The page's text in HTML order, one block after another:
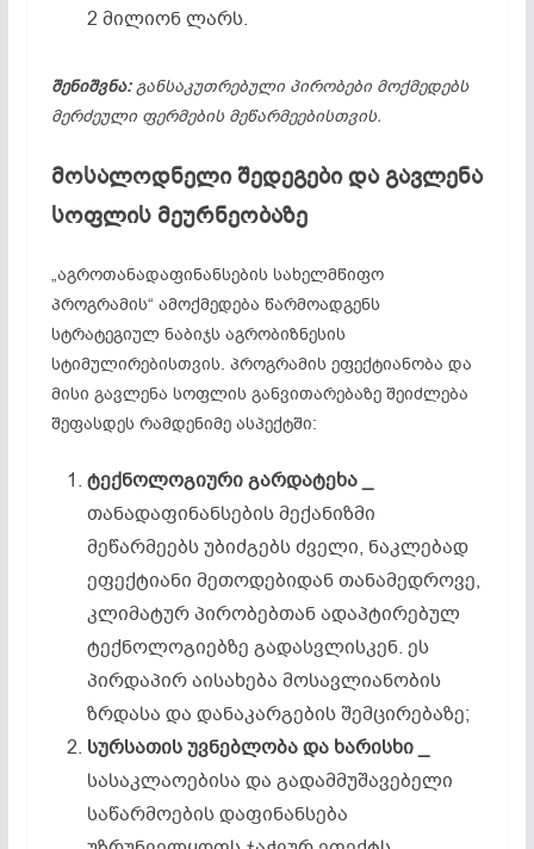
2 მილიონ ლარს.
შენიშვნა: განსაკუთრებული პირობები მოქმედებს
მერძეული ფერმების მეწარმეებისთვის.
მოსალოდნელი შედეგები და გავლენა
სოფლის მეურნეობაზე
„აგროთანადაფინანსების სახელმწიფო
პროგრამის“ ამოქმედება წარმოადგენს
სტრატეგიულ ნაბიჯს აგრობიზნესის
სტიმულირებისთვის. პროგრამის ეფექტიანობა და
მისი გავლენა სოფლის განვითარებაზე შეიძლება
შეფასდეს რამდენიმე ასპექტში:
ტექნოლოგიურიგარდატეხა _
თანადაფინანსების მექანიზმი
მეწარმეებს უბიძგებს ძველი, ნაკლებად
ეფექტიანი მეთოდებიდან თანამედროვე,
კლიმატურ პირობებთან ადაპტირებულ
ტექნოლოგიებზე გადასვლისკენ. ეს
პირდაპირ აისახება მოსავლიანობის
ზრდასა და დანაკარგების შემცირებაზე;
სურსათისუვნებლობადა ხარისხი _
სასაკლაოებისა და გადამმუშავებელი
საწარმოების დაფინანსება